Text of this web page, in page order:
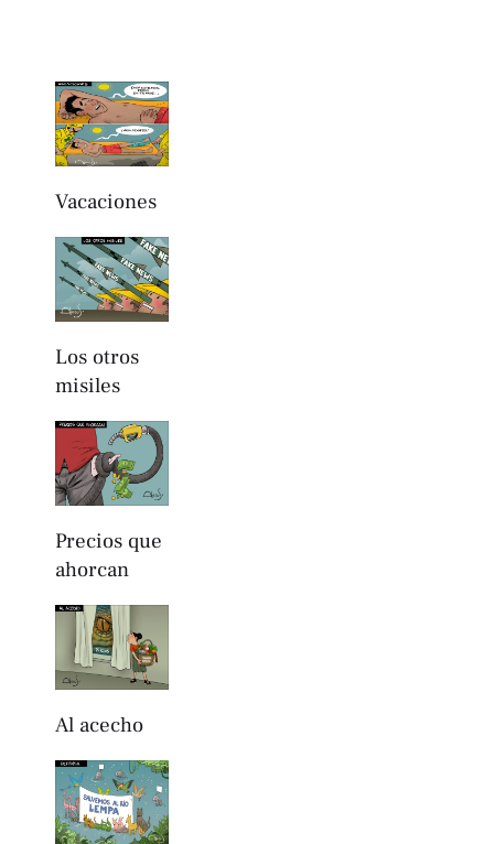
Vacaciones
Los otros
misiles
Precios que
ahorcan
Al acecho